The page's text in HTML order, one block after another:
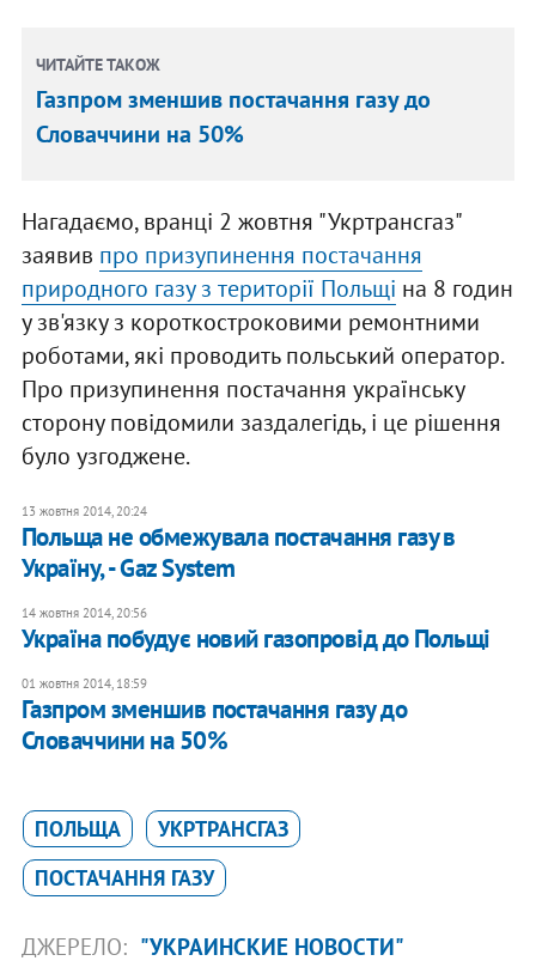
ЧИТАЙТЕ ТАКОЖ
Газпром зменшив постачання газу до
Словаччини на 50%
Нагадаємо, вранці 2 жовтня "Укртрансгаз"
заявив про призупинення постачання
природного газу з території Польщі на 8 годин
у зв'язку з короткостроковими ремонтними
роботами, які проводить польський оператор.
Про призупинення постачання українську
сторону повідомили заздалегідь, і це рішення
було узгоджене.
13 жовтня 2014, 20:24
Польща не обмежувала постачання газу в
Україну, - Gaz System
14 жовтня 2014, 20:56
Україна побудує новий газопровід до Польщі
01 жовтня 2014, 18:59
Газпром зменшив постачання газу до
Словаччини на 50%
ПОЛЬЩА
УКРТРАНСГАЗ
ПОСТАЧАННЯ ГАЗУ
ДЖЕРЕЛО: "УКРАИНСКИЕ НОВОСТИ"